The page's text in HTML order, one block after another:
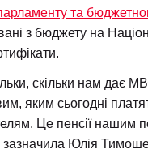
та
з бюджету на
скільки нам дає
яким сьогодні
Це пенсії нашим
зазначила Юлія